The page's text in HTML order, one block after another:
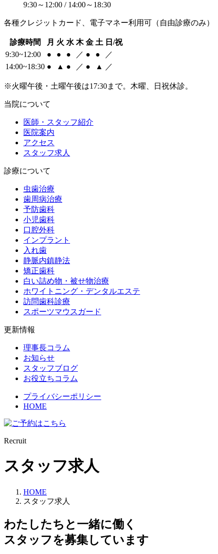
9:30～12:00 / 14:00～18:30
各種クレジットカード、電子マネー利用可（自由診療のみ）
診療時間 月 火 水 木 金 土 日/祝
9:30~12:00
● ● ● ／ ● ●
／
14:00~18:30 ● ▲ ● ／ ● ▲ ／
※火曜午後・土曜午後は17:30まで。木曜、日祝休診。
当院について
医師・スタッフ紹介
医院案内
アクセス
スタッフ求人
診療について
虫歯治療
歯周病治療
予防歯科
小児歯科
口腔外科
インプラント
入れ歯
静脈内鎮静法
矯正歯科
白い詰め物・被せ物治療
ホワイトニング・デンタルエステ
訪問歯科診療
スポーツマウスガード
更新情報
理事長コラム
お知らせ
スタッフブログ
お役立ちコラム
プライバシーポリシー
HOME
Recruit
スタッフ求人
HOME
スタッフ求人
わたしたちと一緒に働く
スタッフを募集しています